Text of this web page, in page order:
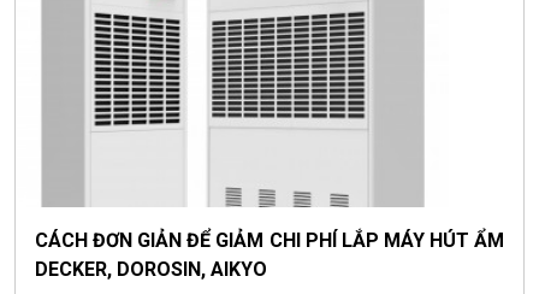
CÁCH ĐƠN GIẢN ĐỂ GIẢM CHI PHÍ LẮP MÁY HÚT ẨM
DECKER, DOROSIN, AIKYO